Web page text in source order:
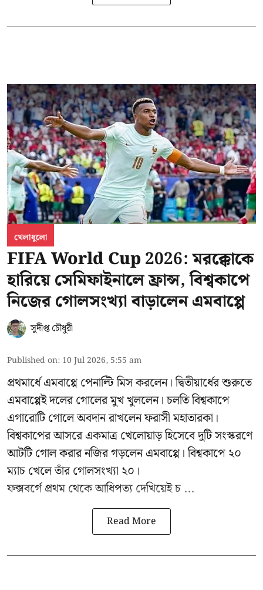
খেলাধুলো
FIFA World Cup 2026: মরক্কোকে
হারিয়ে সেমিফাইনালে ফ্রান্স, বিশ্বকাপে
নিজের গোলসংখ্যা বাড়ালেন এমবাপ্পে
সুদীপ্ত চৌধুরী
Published on: 10 Jul 2026, 5:55 am
প্রথমার্ধে এমবাপ্পে পেনাল্টি মিস করলেন। দ্বিতীয়ার্ধের শুরুতে
এমবাপ্পেই দলের গোলের মুখ খুললেন। চলতি বিশ্বকাপে
এগারোটি গোলে অবদান রাখলেন ফরাসী মহাতারকা।
বিশ্বকাপের আসরে একমাত্র খেলোয়াড় হিসেবে দুটি সংস্করণে
আটটি গোল করারনজির গড়লেন এমবাপ্পে। বিশ্বকাপে ২০
ম্যাচ খেলে তাঁর গোলসংখ্যা ২০।
ফক্সবর্গে প্রথম থেকে আধিপত্য দেখিয়েই চ ...
Read More